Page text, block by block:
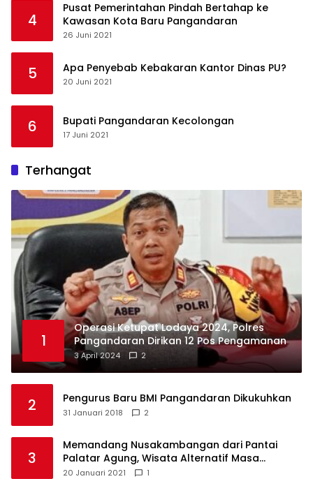
4
Pusat Pemerintahan Pindah Bertahap ke
Kawasan Kota Baru Pangandaran
26 Juni 2021
5 Apa Penyebab Kebakaran Kantor Dinas PU?
20 Juni 2021
6 Bupati Pangandaran Kecolongan
17 Juni 2021
Terhangat
1
Operasi Ketupat Lodaya 2024, Polres
Pangandaran Dirikan 12 Pos Pengamanan
3 April 2024 2
2 Pengurus Baru BMI Pangandaran Dikukuhkan
31 Januari 2018 2
3
Memandang Nusakambangan dari Pantai
Palatar Agung, Wisata Alternatif Masa
Pandemi
20 Januari 2021 1